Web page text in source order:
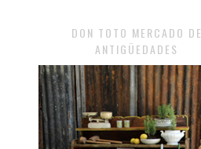
DON TOTO MERCADO DE
ANTIGÜEDADES